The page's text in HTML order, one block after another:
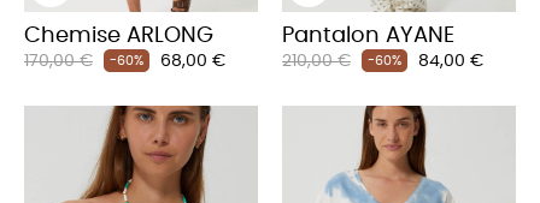
Chemise ARLONG
Prix
170,00 € -60% Prix
68,00 €
Pantalon AYANE
Prix
210,00 € -60% Prix
84,00 €